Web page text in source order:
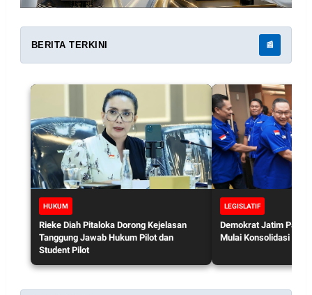
BERITA TERKINI 📰
HUKUM
Rieke Diah Pitaloka Dorong Kejelasan
Tanggung Jawab Hukum Pilot dan
Student Pilot
LEGISLATIF
Demokrat Jatim
Mulai Konsolidasi